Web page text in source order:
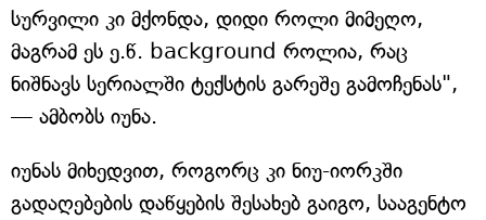
სურვილი კი მქონდა, დიდი როლი მიმეღო,
მაგრამ ეს ე.წ. background როლია, რაც
ნიშნავს სერიალში ტექსტის გარეშე გამოჩენას",
— ამბობს იუნა.
იუნას მიხედვით, როგორც კი ნიუ-იორკში
გადაღებების დაწყების შესახებ გაიგო, სააგენტო